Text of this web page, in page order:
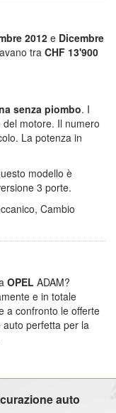
2012 e Dicembre
tra CHF 13'900
senza piombo. I
del motore. Il numero
La potenza in
modello è
3 porte.
Cambio
OPEL ADAM?
e in totale
a confronto le offerte
perfetta per la
auto